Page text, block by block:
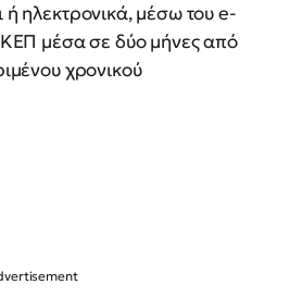
ή ηλεκτρονικά, μέσω του e-
μέσα σε δύο μήνες από
χρονικού